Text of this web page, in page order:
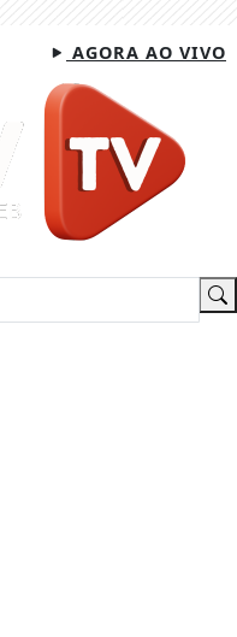
AGORA AO VIVO